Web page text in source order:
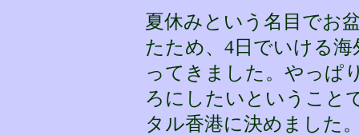
夏休みという名目でお
たため、4日でいける
ってきました。やっぱ
ろにしたいということ
タル香港に決めました